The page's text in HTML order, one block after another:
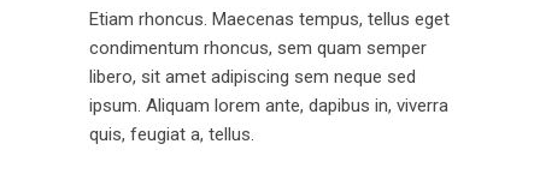
Etiam rhoncus. Maecenas tempus, tellus eget
condimentum rhoncus, sem quam semper
libero, sit amet adipiscing sem neque sed
ipsum. Aliquam lorem ante, dapibus in, viverra
quis, feugiat a, tellus.